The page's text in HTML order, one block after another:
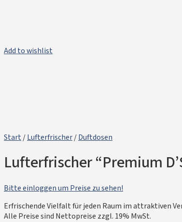
Add to wishlist
Start/Lufterfrischer/Duftdosen
Lufterfrischer “Premium
Bitte einloggen um Preise zu sehen!
Erfrischende Vielfalt für jeden Raum im attraktiven
Alle Preise sind Nettopreise zzgl. 19% MwSt.